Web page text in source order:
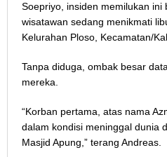
Soepriyo, insiden memilukan ini
wisatawan sedang menikmati
Kelurahan Ploso, Kecamatan/
Tanpa diduga, ombak besar
mereka.
“Korban pertama, atas nama
dalam kondisi meninggal dunia
Masjid Apung,” terang Andreas.